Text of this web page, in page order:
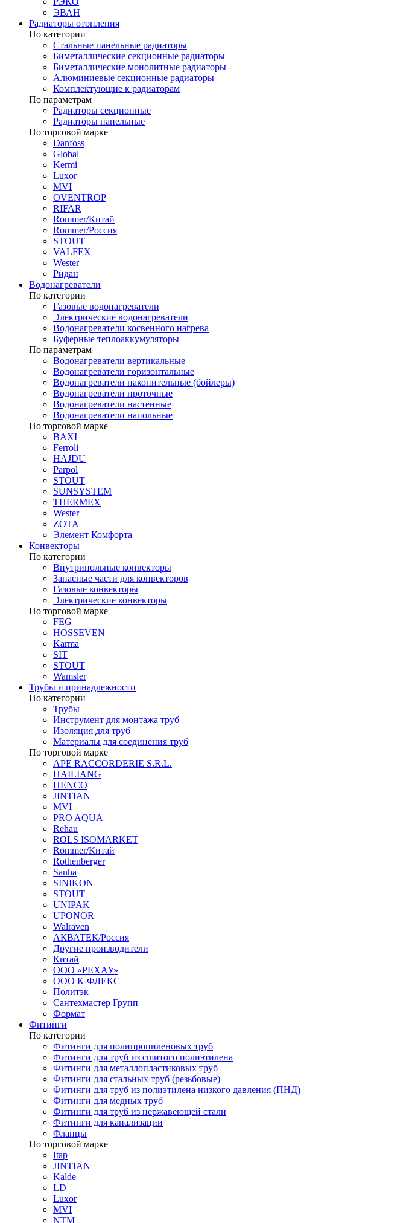
ЭВАН
Радиаторы отопления
По категории
Стальные панельные радиаторы
Биметаллические секционные радиаторы
Биметаллические монолитные радиаторы
Алюминиевые секционные радиаторы
Комплектующие к радиаторам
По параметрам
Радиаторы секционные
Радиаторы панельные
По торговой марке
Danfoss
Global
Kermi
Luxor
MVI
OVENTROP
RIFAR​
Rommer/Китай
Rommer/Россия
STOUT
VALFEX
Wester
Ридан
Водонагреватели
По категории
Газовые водонагреватели
Электрические водонагреватели
Водонагреватели косвенного нагрева
Буферные теплоаккумуляторы
По параметрам
Водонагреватели вертикальные
Водонагреватели горизонтальные
Водонагреватели накопительные (бойлеры)
Водонагреватели проточные
Водонагреватели настенные
Водонагреватели напольные
По торговой марке
BAXI
Ferroli
HAJDU
Parpol
STOUT
SUNSYSTEM
THERMEX
Wester
ZOTA
Элемент Комфорта
Конвекторы
По категории
Внутрипольные конвекторы
Запасные части для конвекторов
Газовые конвекторы
Электрические конвекторы
По торговой марке
FEG
HOSSEVEN
Karma
SIT
STOUT
Wamsler
Трубы и принадлежности
По категории
Трубы
Инструмент для монтажа труб
Изоляция для труб
Материалы для соединения труб
По торговой марке
APE RACCORDERIE S.R.L.
HAILIANG
HENCO
JINTIAN
MVI
PRO AQUA
Rehau
ROLS ISOMARKET
Rommer/Китай
Rothenberger
Sanha
SINIKON
STOUT
UNIPAK
UPONOR
Walraven
АКВАТЕК/Россия
Другие производители
Китай
ООО «РЕХАУ»
ООО К-ФЛЕКС
Политэк
Сантехмастер Групп
Формат
Фитинги
По категории
Фитинги для полипропиленовых труб
Фитинги для труб из сшитого полиэтилена
Фитинги для металлопластиковых труб
Фитинги для стальных труб (резьбовые)
Фитинги для труб из полиэтилена низкого давления (ПНД)
Фитинги для медных труб
Фитинги для труб из нержавеющей стали
Фитинги для канализации
Фланцы
По торговой марке
Itap
JINTIAN
Kalde
LD
Luxor
MVI
NTM